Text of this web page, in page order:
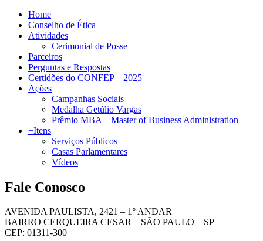
Home
Conselho de Ética
Atividades
Cerimonial de Posse
Parceiros
Perguntas e Respostas
Certidões do CONFEP – 2025
Ações
Campanhas Sociais
Medalha Getúlio Vargas
Prêmio MBA – Master of Business Administration
+Itens
Serviços Públicos
Casas Parlamentares
Vídeos
Fale Conosco
AVENIDA PAULISTA, 2421 – 1° ANDAR
BAIRRO CERQUEIRA CESAR – SÃO PAULO – SP
CEP: 01311-300